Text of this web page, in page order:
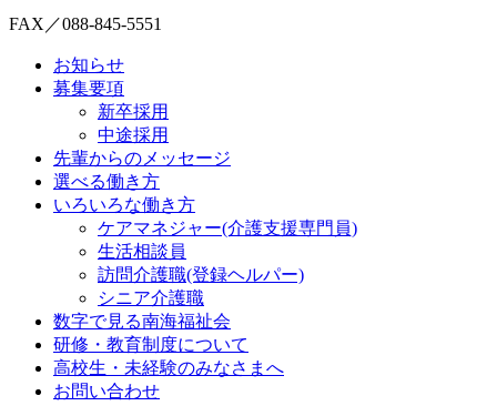
FAX／088-845-5551
お知らせ
募集要項
新卒採用
中途採用
先輩からのメッセージ
選べる働き方
いろいろな働き方
ケアマネジャー(介護支援専門員)
生活相談員
訪問介護職(登録ヘルパー)
シニア介護職
数字で見る南海福祉会
研修・教育制度について
高校生・未経験のみなさまへ
お問い合わせ